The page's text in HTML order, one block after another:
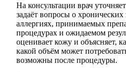
На консультации врач
задаёт вопросы о хронических
аллергиях, принимаемых
процедурах и ожидаемом
оценивает кожу и объясняет,
какой объём может
возможны после процедуры.